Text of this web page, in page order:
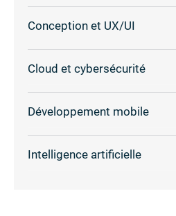
Conception et UX/UI
Cloud et cybersécurité
Développement mobile
Intelligence artificielle